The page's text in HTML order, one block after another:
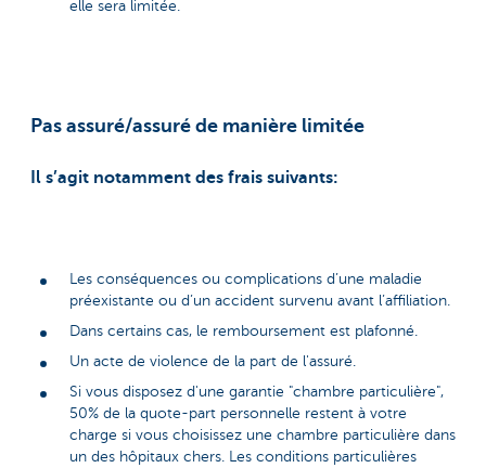
elle sera limitée.
Pas assuré/assuré de manière limitée
Il s’agit notamment des frais suivants:
Les conséquences ou complications d’une maladie
préexistante ou d’un accident survenu avant l’affiliation.
Dans certains cas, le remboursement est plafonné.
Un acte de violence de la part de l'assuré.
Si vous disposez d'une garantie "chambre particulière",
50% de la quote-part personnelle restent à votre
charge si vous choisissez une chambre particulière dans
un des hôpitaux chers. Les conditions particulières